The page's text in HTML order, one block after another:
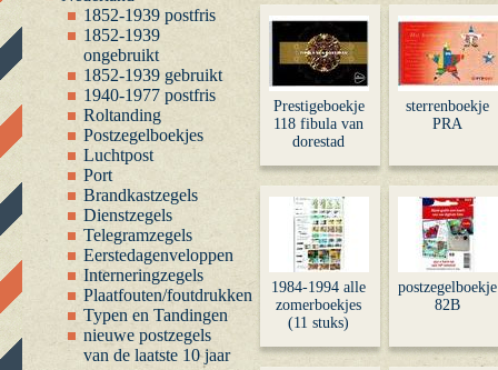
1852-1939 postfris
1852-1939
ongebruikt
1852-1939 gebruikt
1940-1977 postfris
Roltanding
Postzegelboekjes
Luchtpost
Port
Brandkastzegels
Dienstzegels
Telegramzegels
Eerstedagenveloppen
Interneringzegels
Plaatfouten/foutdrukken
Typen en Tandingen
nieuwe postzegels
van de laatste 10 jaar
Prestigeboekje
118 fibula van
dorestad
sterrenboekje
PRA
1984-1994 alle
zomerboekjes
(11 stuks)
postzegelboekje
82B